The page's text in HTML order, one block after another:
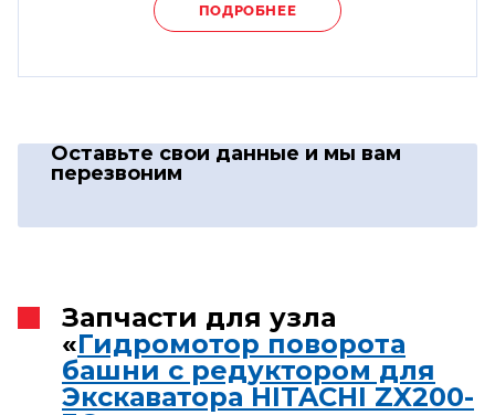
ПОДРОБНЕЕ
Оставьте свои данные и мы вам
перезвоним
Запчасти для узла
«Гидромотор поворота
башни с редуктором для
Экскаватора HITACHI ZX200-